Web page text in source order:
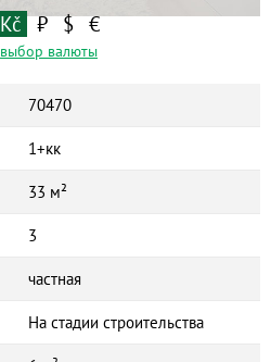
Kč ₽ $ €
выбор валюты
70470
1+кк
33 м²
3
частная
На стадии строительства